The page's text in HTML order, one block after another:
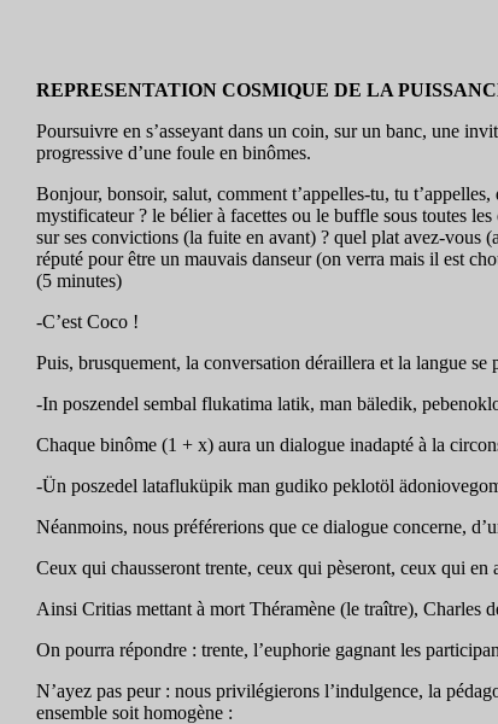
REPRESENTATION COSMIQUE DE LA
Poursuivre en s’asseyant dans un coin, sur un banc, une
progressive d’une foule en binômes.
Bonjour, bonsoir, salut, comment t’appelles-tu, tu
mystificateur ? le bélier à facettes ou le buffle sous toutes
sur ses convictions (la fuite en avant) ? quel plat avez-vous
réputé pour être un mauvais danseur (on verra mais il est
(5 minutes)
-C’est Coco !
Puis, brusquement, la conversation déraillera et la langue
-In poszendel sembal flukatima latik, man bäledik,
Chaque binôme (1 + x) aura un dialogue inadapté à la
-Ün poszedel latafluküpik man gudiko peklotöl
Néanmoins, nous préférerions que ce dialogue concerne,
Ceux qui chausseront trente, ceux qui pèseront, ceux qui
Ainsi Critias mettant à mort Théramène (le traître), Charles
On pourra répondre : trente, l’euphorie gagnant les
N’ayez pas peur : nous privilégierons l’indulgence, la
ensemble soit homogène :